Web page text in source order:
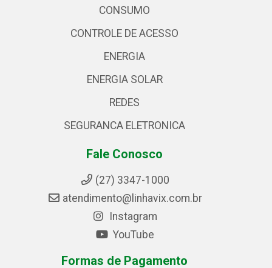
CONSUMO
CONTROLE DE ACESSO
ENERGIA
ENERGIA SOLAR
REDES
SEGURANCA ELETRONICA
Fale Conosco
(27) 3347-1000
atendimento@linhavix.com.br
Instagram
YouTube
Formas de Pagamento